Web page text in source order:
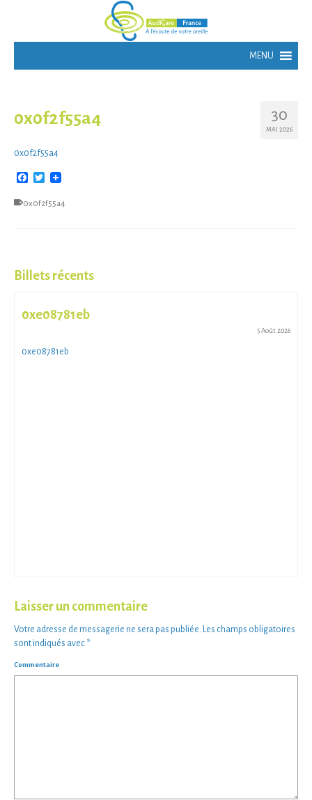
30
MAI 2026
0x0f2f55a4
0x0f2f55a4
Facebook
Twitter
0x0f2f55a4
Billets récents
0xe08781eb
5 Août 2026
0xe08781eb
Laisser un commentaire
Votre adresse de messagerie ne sera pas publiée. Les champs obligatoires
sont indiqués avec *
Commentaire